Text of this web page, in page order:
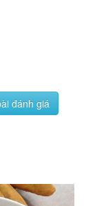
đánh giá